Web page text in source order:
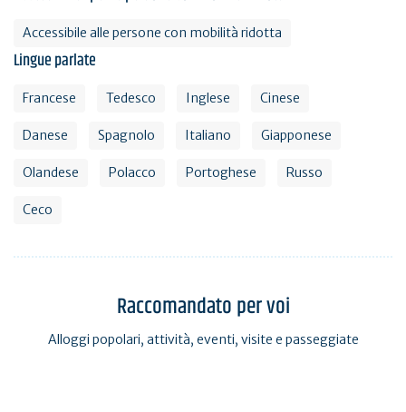
Accessibile alle persone con mobilità ridotta
Lingue parlate
Francese Tedesco Inglese Cinese
Danese Spagnolo Italiano Giapponese
Olandese Polacco Portoghese Russo
Ceco
Raccomandato per voi
Alloggi popolari, attività, eventi, visite e passeggiate